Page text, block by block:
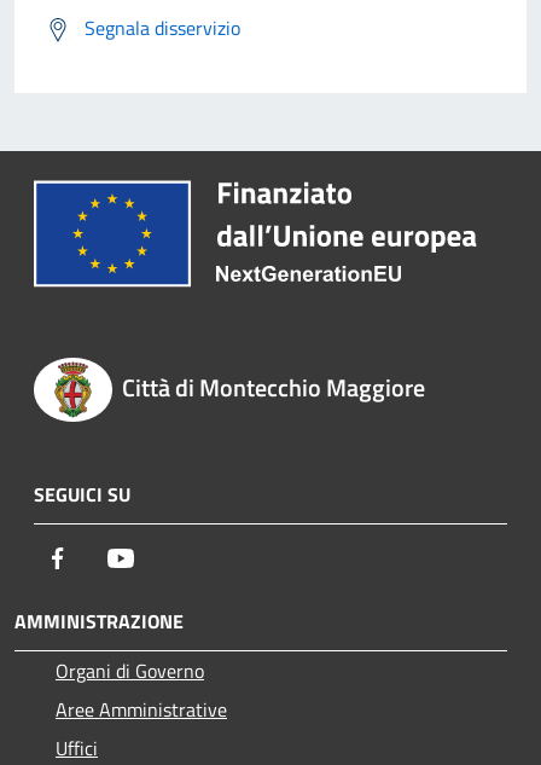
Segnala disservizio
Città di Montecchio Maggiore
SEGUICI SU
Facebook
AMMINISTRAZIONE
Organi di Governo
Aree Amministrative
Uffici